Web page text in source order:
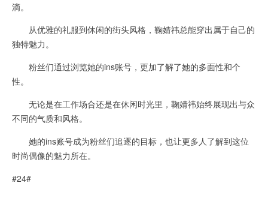
滴。
从优雅的礼服到休闲的街头风格，鞠婧祎总能穿出属于自己的
独特魅力。
粉丝们通过浏览她的ins账号，更加了解了她的多面性和个
性。
无论是在工作场合还是在休闲时光里，鞠婧祎始终展现出与众
不同的气质和风格。
她的ins账号成为粉丝们追逐的目标，也让更多人了解到这位
时尚偶像的魅力所在。
#24#